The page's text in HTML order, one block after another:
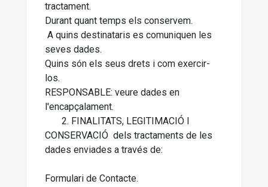
tractament.
Durant quant temps els conservem.
A quins destinataris es comuniquen les
seves dades.
Quins són els seus drets i com exercir-
los.
RESPONSABLE: veure dades en
l'encapçalament.
2. FINALITATS, LEGITIMACIÓ I
CONSERVACIÓ dels tractaments de les
dades enviades a través de:
Formulari de Contacte.